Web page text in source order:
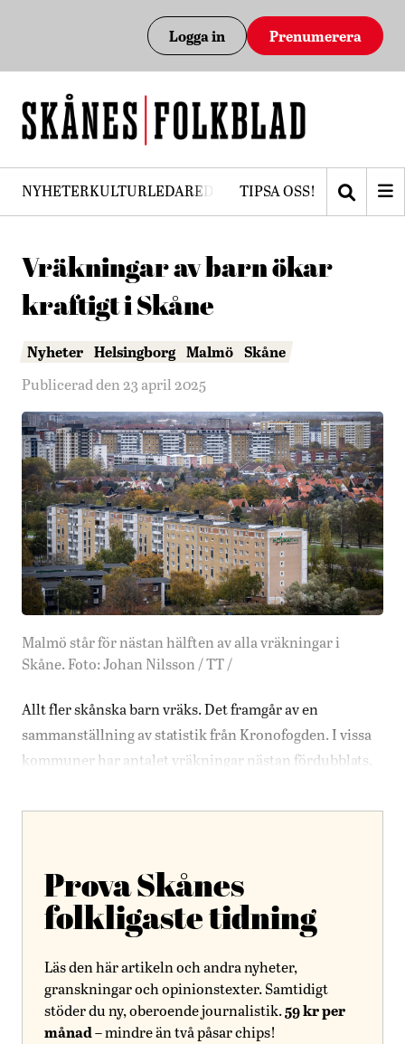
Logga in Prenumerera
NYHETERKULTURLEDAREDEBATTPRENUMERERA
TIPSA OSS!
Vräkningar av barn ökar
kraftigt i Skåne
Nyheter Helsingborg Malmö Skåne
Publicerad den 23 april 2025
Malmö står för nästan hälften av alla vräkningar i
Skåne. Foto: Johan Nilsson / TT /
Allt fler skånska barn vräks. Det framgår av en
sammanställning av statistik från Kronofogden. I vissa
kommuner har antalet vräkningar nästan fördubblats.
Prova Skånes
folkligaste tidning
Läs den här artikeln och andra nyheter,
granskningar och opinionstexter. Samtidigt
stöder du ny, oberoende journalistik.59 kr per
månad– mindre än två påsar chips!